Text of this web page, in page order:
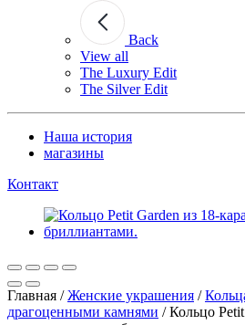
Back
View all
The Luxury Edit
The Silver Edit
Наша история
магазины
Контакт
Главная /Женские украшения /
драгоценными камнями /Кольцо